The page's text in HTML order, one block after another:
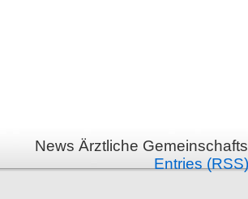
News Ärztliche
Entries (RSS)